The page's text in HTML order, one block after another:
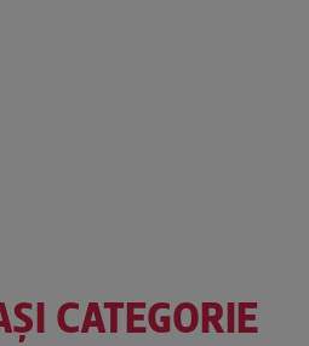
CATEGORIE